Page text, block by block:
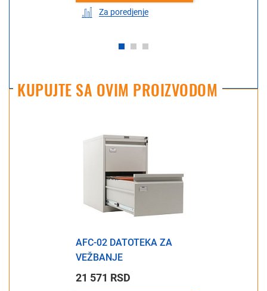
Za poredjenje
KUPUJTE SA OVIM PROIZVODOM
AFC-02 DATOTEKA ZA
VEŽBANJE
21 571 RSD